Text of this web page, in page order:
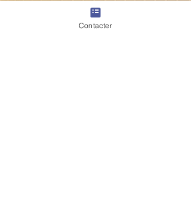
ou refuser ces cookies lors de votre première visite.
Vous pouvez modifier vos préférences à tout moment.
13. Mise à jour de la politique
Contacter